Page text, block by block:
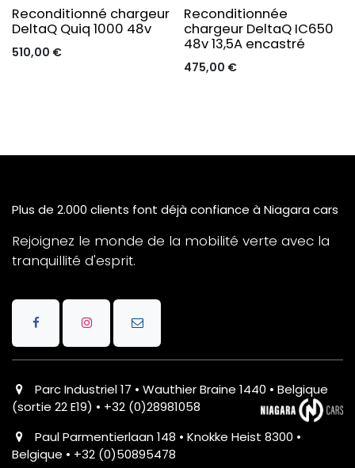
Reconditionné chargeur
DeltaQ Quiq 1000 48v
510,00 €
Reconditionnée
chargeur DeltaQ IC650
48v 13,5A encastré
475,00 €
Plus de 2.000 clients font déjà confiance à Niagara cars
Rejoignez le monde de la mobilité verte avec la
tranquillité d'esprit.
Parc Industriel 17 • Wauthier Braine 1440 • Belgique
(sortie 22 E19) • +32 (0)28981058
Paul Parmentierlaan 148 • Knokke Heist 8300 •
Belgique • +32 (0)50895478